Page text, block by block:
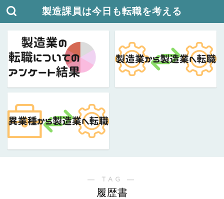
製造課員は今日も転職を考える
― TAG ―
履歴書